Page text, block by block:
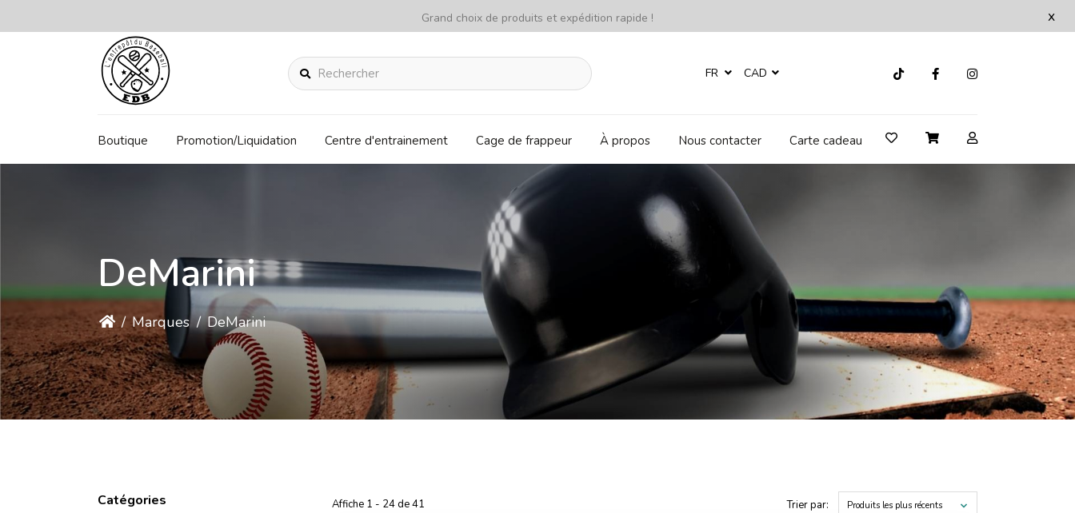
x
Grand choix de produits et expédition rapide !
Rechercher FR CAD
Boutique Promotion/Liquidation Centre d'entrainement Cage de frappeur À propos Nous contacter Carte cadeau
DeMarini
/ Marques / DeMarini
Catégories Affiche 1 - 24 de 41 Trier par: Produits les plus récents